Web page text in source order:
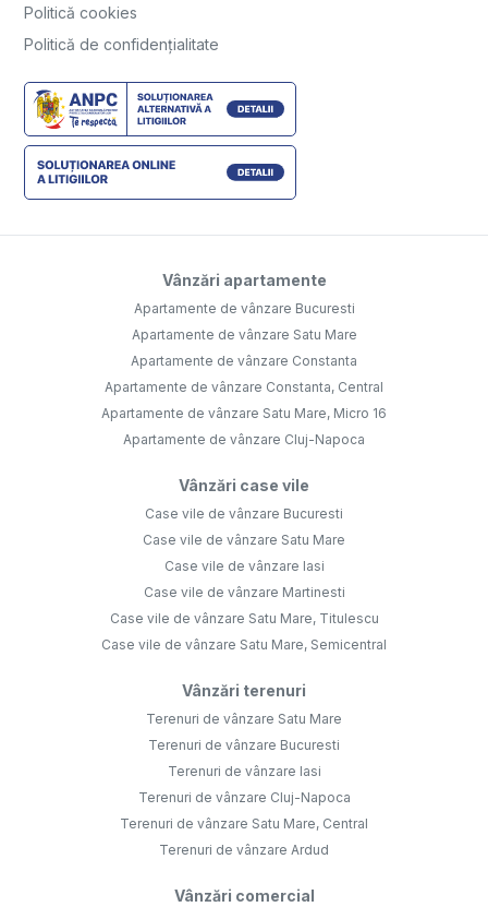
Politică cookies
Politică de confidențialitate
Vânzări apartamente
Apartamente de vânzare Bucuresti
Apartamente de vânzare Satu Mare
Apartamente de vânzare Constanta
Apartamente de vânzare Constanta, Central
Apartamente de vânzare Satu Mare, Micro 16
Apartamente de vânzare Cluj-Napoca
Vânzări case vile
Case vile de vânzare Bucuresti
Case vile de vânzare Satu Mare
Case vile de vânzare Iasi
Case vile de vânzare Martinesti
Case vile de vânzare Satu Mare, Titulescu
Case vile de vânzare Satu Mare, Semicentral
Vânzări terenuri
Terenuri de vânzare Satu Mare
Terenuri de vânzare Bucuresti
Terenuri de vânzare Iasi
Terenuri de vânzare Cluj-Napoca
Terenuri de vânzare Satu Mare, Central
Terenuri de vânzare Ardud
Vânzări comercial